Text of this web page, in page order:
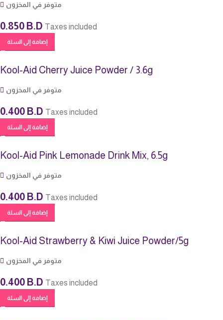
متوفر في المخزون
0.850 B.D Taxes included
إضافة إلى السلة
Kool-Aid Cherry Juice Powder / 3.6g
متوفر في المخزون
0.400 B.D Taxes included
إضافة إلى السلة
Kool-Aid Pink Lemonade Drink Mix, 6.5g
متوفر في المخزون
0.400 B.D Taxes included
إضافة إلى السلة
Kool-Aid Strawberry & Kiwi Juice Powder/5g
متوفر في المخزون
0.400 B.D Taxes included
إضافة إلى السلة